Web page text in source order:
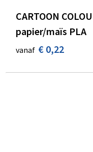
CARTOON
papier/maïs PLA
vanaf € 0,22